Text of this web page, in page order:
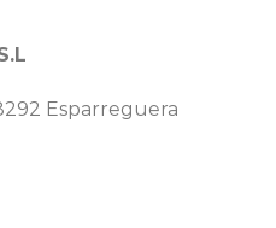
Esparreguera